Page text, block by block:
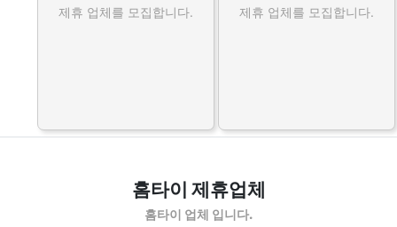
제휴 업체를 모집합니다. 제휴 업체를 모집합니다.
홈타이 제휴업체
홈타이 업체 입니다.